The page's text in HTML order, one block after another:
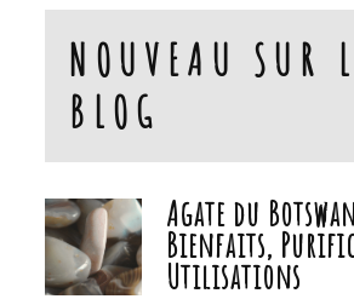
NOUVEAU SUR
BLOG
Agate du
Bienfaits,
Utilisations